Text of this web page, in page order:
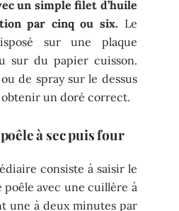
un simple filet d’huile
par cinq ou six. Le
sur une plaque
sur du papier cuisson.
de spray sur le dessus
un doré correct.
à sec puis four
consiste à saisir le
avec une cuillère à
une à deux minutes par